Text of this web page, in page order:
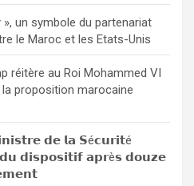
», un symbole du partenariat
le Maroc et les Etats-Unis
réitère au Roi Mohammed VI
proposition marocaine
𝗱𝗲 𝗹𝗮 𝗦é𝗰𝘂𝗿𝗶𝘁é
𝗱𝘂 𝗱𝗶𝘀𝗽𝗼𝘀𝗶𝘁𝗶𝗳 𝗮𝗽𝗿è𝘀 𝗱𝗼𝘂𝘇𝗲